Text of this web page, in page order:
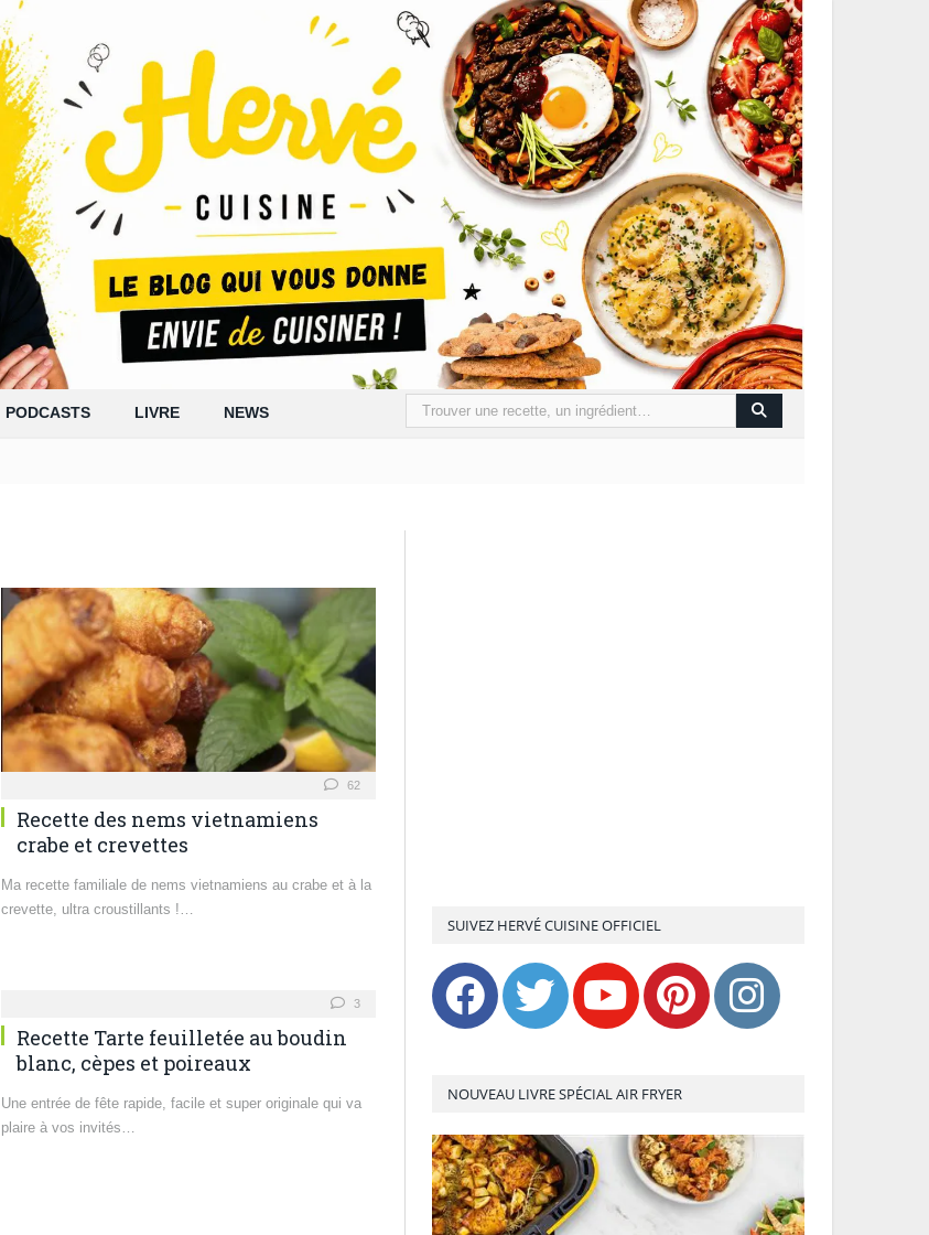
PODCASTS LIVRE NEWS
62
Recette des nems vietnamiens
crabe et crevettes
Ma recette familiale de nems vietnamiens au crabe et à la
crevette, ultra croustillants !…
3
Recette Tarte feuilletée au boudin
blanc, cèpes et poireaux
Une entrée de fête rapide, facile et super originale qui va
plaire à vos invités…
SUIVEZ HERVÉ CUISINE OFFICIEL
NOUVEAU LIVRE SPÉCIAL AIR FRYER